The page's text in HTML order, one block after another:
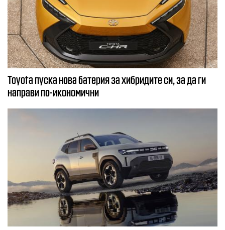
Toyota пуска нова батерия за хибридите си, за да ги
направи по-икономични